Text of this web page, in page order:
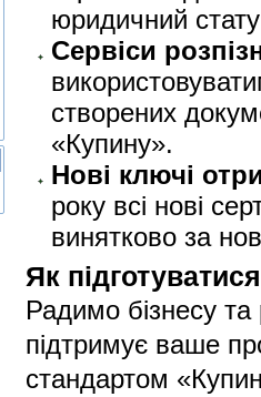
юридичний
Сервіси
створених
«Купину».
Нові ключі
року всі нові
винятково за
Як
Радимо бізнесу
підтримує ваше
стандартом